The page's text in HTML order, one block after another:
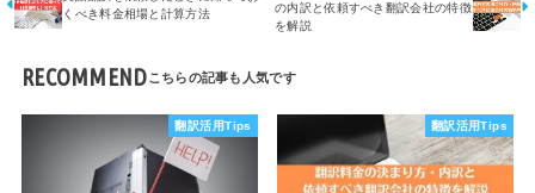
くべき料金相場と計算方法
の内訳と依頼すべき翻訳会社の特徴
を解説
RECOMMEND
翻訳活用Tips 翻訳活用Tips